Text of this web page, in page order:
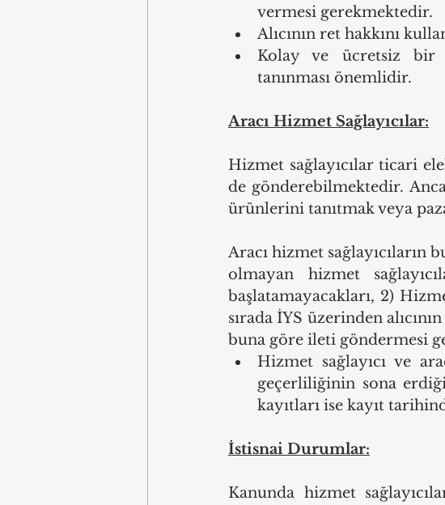
vermesi gerekmektedir.
Alıcının ret hakkını
Kolay ve ücretsiz bir
tanınması önemlidir.
Aracı Hizmet Sağlayıcılar:
Hizmet sağlayıcılar ticari
de gönderebilmektedir.
ürünlerini tanıtmak veya
Aracı hizmet sağlayıcıların
olmayan hizmet
başlatamayacakları, 2)
sırada İYS üzerinden
buna göre ileti göndermesi
Hizmet sağlayıcı ve
geçerliliğinin sona
kayıtları ise kayıt
İstisnai Durumlar:
Kanunda hizmet